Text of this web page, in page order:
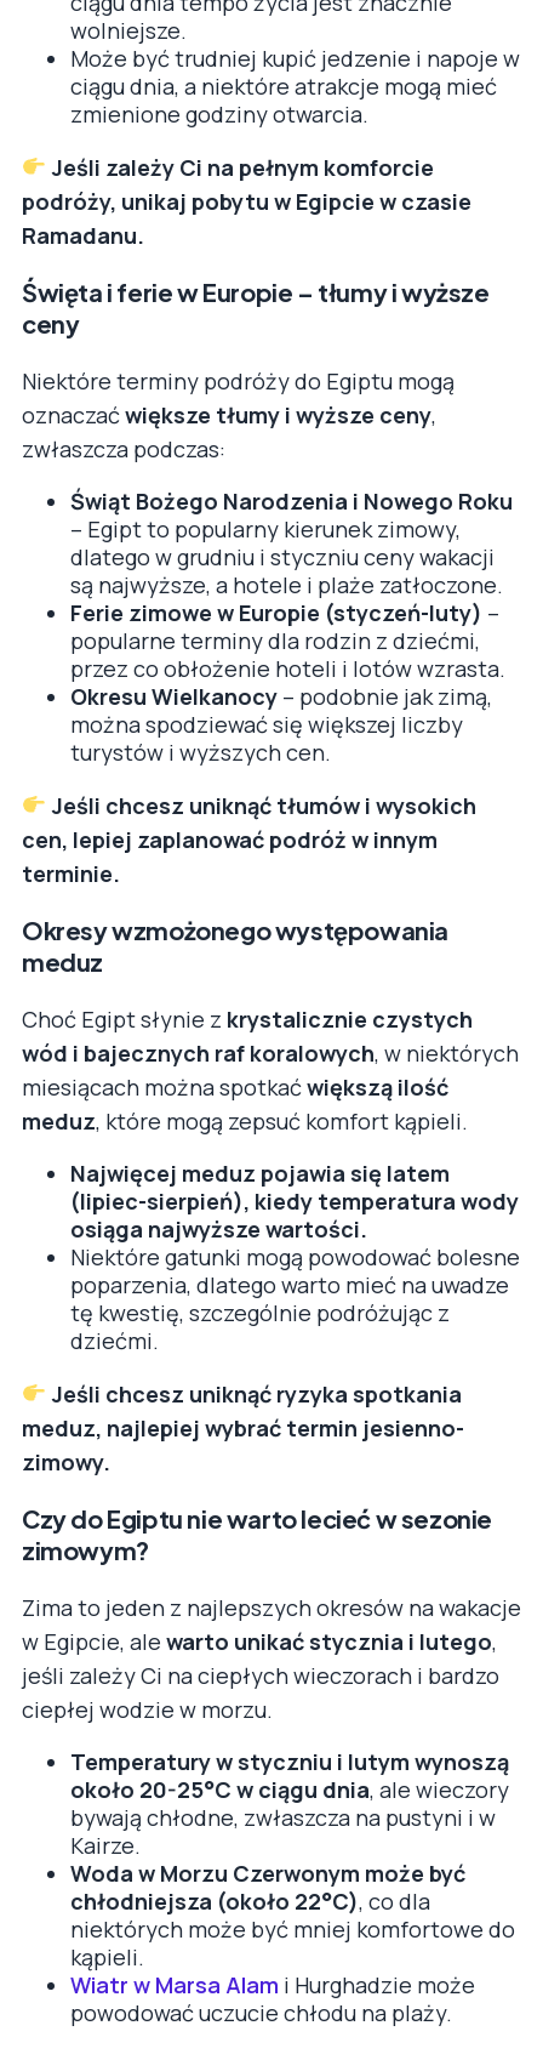
wolniejsze.
Może być trudniej kupić jedzenie i napoje w
ciągu dnia, a niektóre atrakcje mogą mieć
zmienione godziny otwarcia.
Jeśli zależy Ci na pełnym komforcie
podróży, unikaj pobytu w Egipcie w czasie
Ramadanu.
Święta i ferie w Europie – tłumy i wyższe
ceny
Niektóre terminy podróży do Egiptu mogą
oznaczaćwiększe tłumy i wyższe ceny,
zwłaszcza podczas:
Świąt Bożego Narodzenia i Nowego Roku
– Egipt to popularny kierunek zimowy,
dlatego w grudniu i styczniu ceny wakacji
są najwyższe, a hotele i plaże zatłoczone.
Ferie zimowe w Europie (styczeń-luty) –
popularne terminy dla rodzin z dziećmi,
przez co obłożenie hoteli i lotów wzrasta.
Okresu Wielkanocy – podobnie jak zimą,
można spodziewać się większej liczby
turystów i wyższych cen.
Jeśli chcesz uniknąć tłumów i wysokich
cen, lepiej zaplanować podróż w innym
terminie.
Okresy wzmożonego występowania
meduz
Choć Egipt słynie z krystalicznie czystych
wód i bajecznych raf koralowych, w niektórych
miesiącach można spotkaćwiększą ilość
meduz, które mogą zepsuć komfort kąpieli.
Najwięcej meduz pojawia się latem
(lipiec-sierpień), kiedy temperatura wody
osiąga najwyższe wartości.
Niektóre gatunki mogą powodować bolesne
poparzenia, dlatego warto mieć na uwadze
tę kwestię, szczególnie podróżując z
dziećmi.
Jeśli chcesz uniknąć ryzyka spotkania
meduz, najlepiej wybrać termin jesienno-
zimowy.
Czy do Egiptu nie warto lecieć w sezonie
zimowym?
Zima to jeden z najlepszych okresów na wakacje
w Egipcie, ale warto unikać stycznia i lutego,
jeśli zależy Ci na ciepłych wieczorach i bardzo
ciepłej wodzie w morzu.
Temperatury w styczniu i lutym wynoszą
około 20-25°C w ciągu dnia, ale wieczory
bywają chłodne, zwłaszcza na pustyni i w
Kairze.
Woda w Morzu Czerwonym może być
chłodniejsza (około 22°C), co dla
niektórych może być mniej komfortowe do
kąpieli.
Wiatr w Marsa Alam i Hurghadzie może
powodować uczucie chłodu na plaży.